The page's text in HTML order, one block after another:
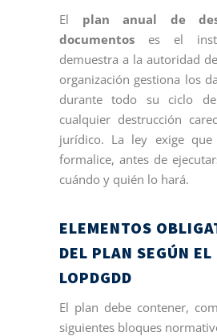
El plan anual de
documentos es el
demuestra a la autoridad
organización gestiona los
durante todo su ciclo
cualquier destrucción
jurídico. La ley exige que
formalice, antes de
cuándo y quién lo hará.
ELEMENTOS
DEL PLAN SEGÚN EL
LOPDGDD
El plan debe contener,
siguientes bloques